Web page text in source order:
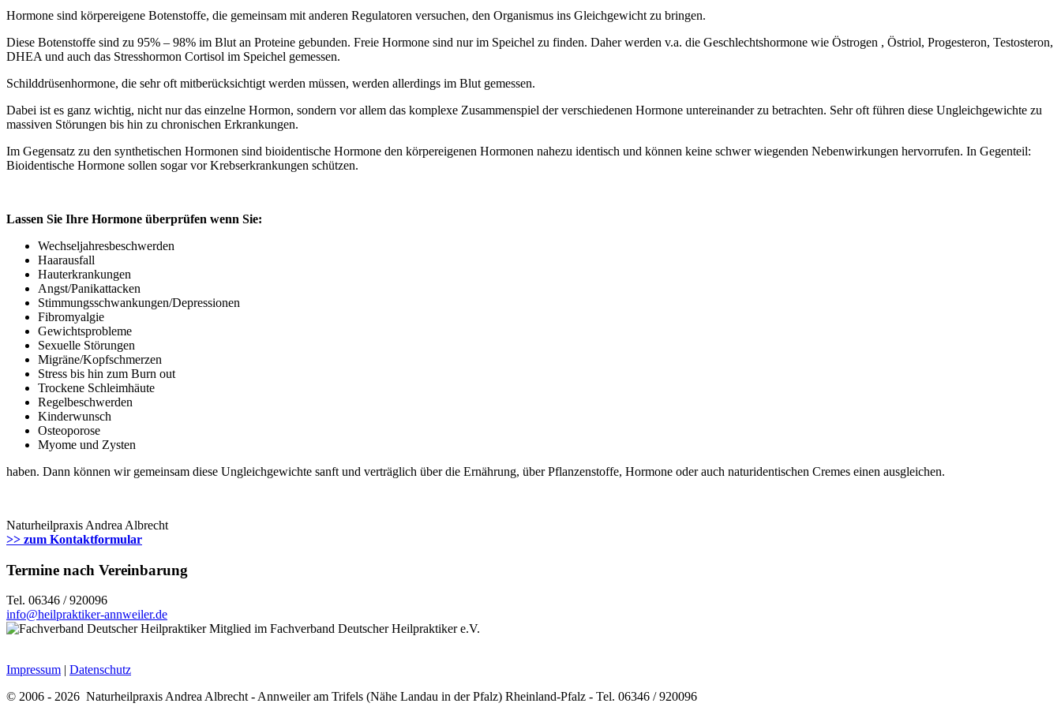
Hormone sind körpereigene Botenstoffe, die gemeinsam mit anderen Regulatoren versuchen, den Organismus ins Gleichgewicht zu bringen.
Diese Botenstoffe sind zu 95% – 98% im Blut an Proteine gebunden. Freie Hormone sind nur im Speichel zu finden. Daher werden v.a. die Geschlechtshormone wie Östrogen , Östriol, Progesteron, Testosteron,
DHEA und auch das Stresshormon Cortisol im Speichel gemessen.
Schilddrüsenhormone, die sehr oft mitberücksichtigt werden müssen, werden allerdings im Blut gemessen.
Dabei ist es ganz wichtig, nicht nur das einzelne Hormon, sondern vor allem das komplexe Zusammenspiel der verschiedenen Hormone untereinander zu betrachten. Sehr oft führen diese Ungleichgewichte zu
massiven Störungen bis hin zu chronischen Erkrankungen.
Im Gegensatz zu den synthetischen Hormonen sind bioidentische Hormone den körpereigenen Hormonen nahezu identisch und können keine schwer wiegenden Nebenwirkungen hervorrufen. In Gegenteil:
Bioidentische Hormone sollen sogar vor Krebserkrankungen schützen.
Lassen Sie Ihre Hormone überprüfen wenn Sie:
Wechseljahresbeschwerden
Haarausfall
Hauterkrankungen
Angst/Panikattacken
Stimmungsschwankungen/Depressionen
Fibromyalgie
Gewichtsprobleme
Sexuelle Störungen
Migräne/Kopfschmerzen
Stress bis hin zum Burn out
Trockene Schleimhäute
Regelbeschwerden
Kinderwunsch
Osteoporose
Myome und Zysten
haben. Dann können wir gemeinsam diese Ungleichgewichte sanft und verträglich über die Ernährung, über Pflanzenstoffe, Hormone oder auch naturidentischen Cremes einen ausgleichen.
Naturheilpraxis Andrea Albrecht
>> zum Kontaktformular
Termine nach Vereinbarung
Tel. 06346 / 920096
info@heilpraktiker-annweiler.de
Mitglied im Fachverband Deutscher Heilpraktiker e.V.
Impressum | Datenschutz
© 2006 - 2026 Naturheilpraxis Andrea Albrecht - Annweiler am Trifels (Nähe Landau in der Pfalz) Rheinland-Pfalz - Tel. 06346 / 920096